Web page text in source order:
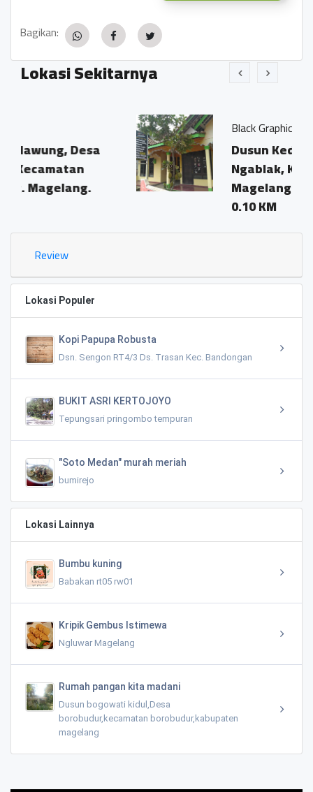
Bagikan:
Lokasi Sekitarnya
Black Graphic
Dusun Kedawung, Desa
Ngablak, Kec. Srumbung,
Magelang
Review
Lokasi Populer
Kopi Papupa Robusta
Dsn. Sengon RT4/3 Ds. Trasan Kec. Bandongan
BUKIT ASRI KERTOJOYO
Tepungsari pringombo tempuran
"Soto Medan" murah meriah
bumirejo
Lokasi Lainnya
Bumbu kuning
Babakan rt05 rw01
Kripik Gembus Istimewa
Ngluwar Magelang
Rumah pangan kita madani
Dusun bogowati kidul,Desa
borobudur,kecamatan borobudur,kabupaten
magelang